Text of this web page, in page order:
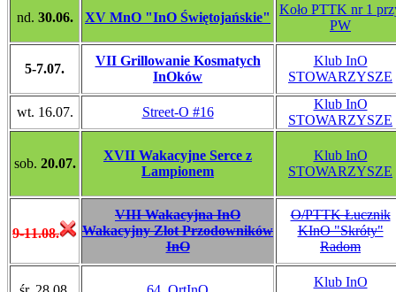
nd. 30.06. XV MnO "InO Świętojańskie"
Koło PTTK nr 1
PW
5-7.07.
VII Grillowanie Kosmatych
InOków
Klub InO
STOWARZYSZE
wt. 16.07. Street-O #16
Klub InO
STOWARZYSZE
sob. 20.07.
XVII Wakacyjne Serce z
Lampionem
Klub InO
STOWARZYSZE
9-11.08.
VIII Wakacyjna InO
Wakacyjny Zlot Przodowników
InO
O/PTTK Łucznik
KInO "Skróty"
Radom
Klub InO